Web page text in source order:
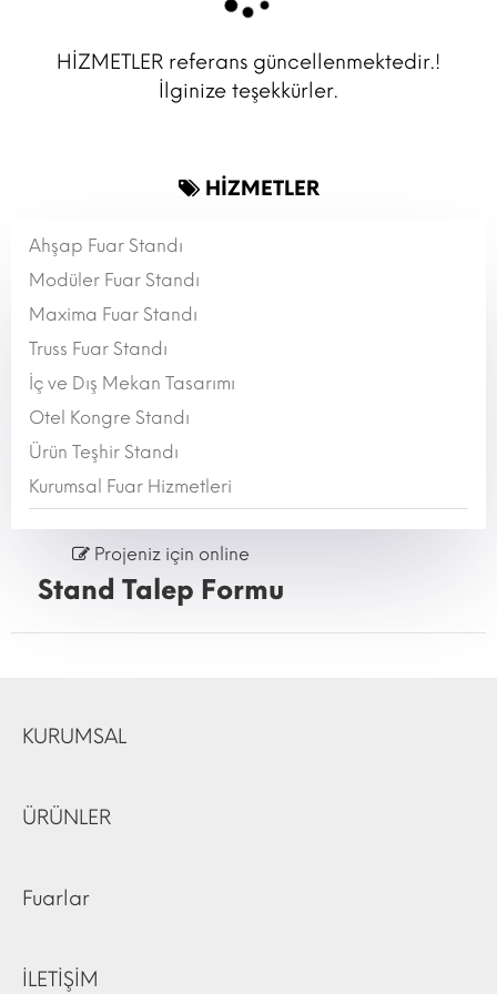
HİZMETLER referans güncellenmektedir.!
İlginize teşekkürler.
HİZMETLER
Ahşap Fuar Standı
Modüler Fuar Standı
Maxima Fuar Standı
Truss Fuar Standı
İç ve Dış Mekan Tasarımı
Otel Kongre Standı
Ürün Teşhir Standı
Kurumsal Fuar Hizmetleri
Projeniz için online
Stand Talep Formu
KURUMSAL
ÜRÜNLER
Fuarlar
İLETİŞİM